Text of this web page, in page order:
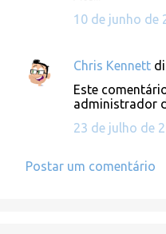
10 de junho de
Chris Kennett
Este
administrador
23 de julho de
Postar um comentário